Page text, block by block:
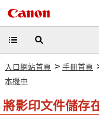
入口網站首頁 > 手冊首頁
本機中
將影印文件儲存